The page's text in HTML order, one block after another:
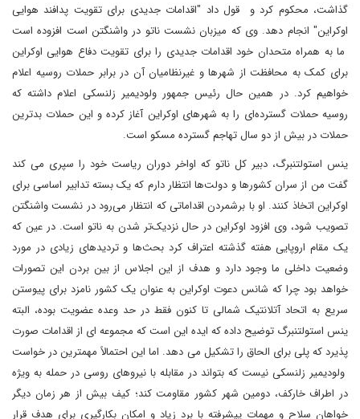
گذاشت، محکوم کرد و قول داد "اقدامات جدیدی برای تقویت پدافند هوایی
اوکراین" انجام دهد. وی که میزبان نشست ناتو در واشنگتن است افزوده است
ما به همراه متحدان خود اقدامات جدیدی را برای تقویت دفاع هوایی اوکراین
برای کمک به محافظت از شهرها و غیرنظامیان آن در برابر حملات روسیه اعلام
خواهیم کرد. در همین حال رئیس جمهور ولودیمیر زلنسکی اعلام داشته که
روسیه حملات گسترده‌ای را به شهرهای اوکراین آغاز کرده و این حملات بدترین
حملات در بیش از دو سال تهاجم گسترده مسکو است.
ینس استولتنبرگ، دبیر کل ناتو که اواخر دوران ریاست خود را سپری می کند
گفت من از سران کشورها و دولت‌ها انتظار دارم که یک بسته تدابیر اساسی برای
اوکراین اتخاذ کنند. او با برشمردن اقداماتی که انتظار می‌رود در نشست واشنگتن
تصویب شود، وی افزود اوکراین در حال نزدیک‌تر شدن به ناتو است. در عین که
یک مقام اروپایی هفته گذشته اعتراف کرد بحث‌ها و تردیدهای زیادی در مورد
وضعیت داخلی ما وجود دارد و هدف از این اجلاس از بین بردن این تصورات
خواهد بود چرا که شانس دعوت اوکراین به عنوان یک کشور نامزد برای پیوستن
سریع به اتحاد آتلانتیک شمالی تا کنون فقط در حد وعده عضویت بوده، البته
ینس استولتنبرگ توضیح داده که ایده این است که مجموعه ای از اقدامات صورت
پذیرد که پلی برای الحاق را تشکیل می دهد. اما این احتمالاً مهمترین در خواست
ولودیمیر زلنسکی نیست که بتواند در مقابله با نیروهای روسی در حمله به ویژه
در اطراف خارکف، دومین شهر کشور مقاومت کند؛ کیف بیش از هر زمان دیگر
خواهان سلاح و مهمات پیشرفته با برد زیاد و امکان بکارگیری برای هدف قرار